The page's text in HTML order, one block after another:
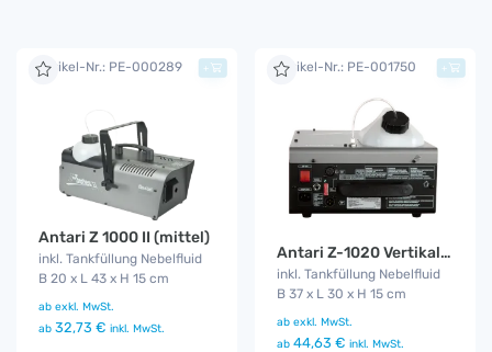
Artikel-Nr.: PE-000289
Antari Z 1000 II (mittel)
inkl. Tankfüllung Nebelfluid
B 20 x L 43 x H 15 cm
ab exkl. MwSt.
ab 32,73 € inkl. MwSt.
+ Artikel-Nr.: PE-001750
Antari Z-1020 Vertikal Fog Jet
inkl. Tankfüllung Nebelfluid
B 37 x L 30 x H 15 cm
ab exkl. MwSt.
ab 44,63 € inkl. MwSt.
+